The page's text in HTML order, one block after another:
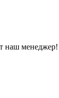
наш менеджер!